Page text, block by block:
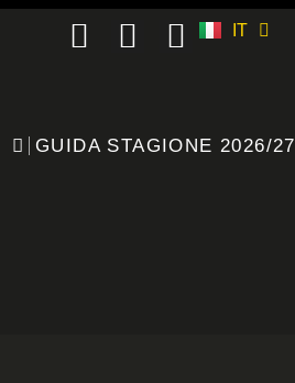
IT
ES
GUIDA STAGIONE 2026/27